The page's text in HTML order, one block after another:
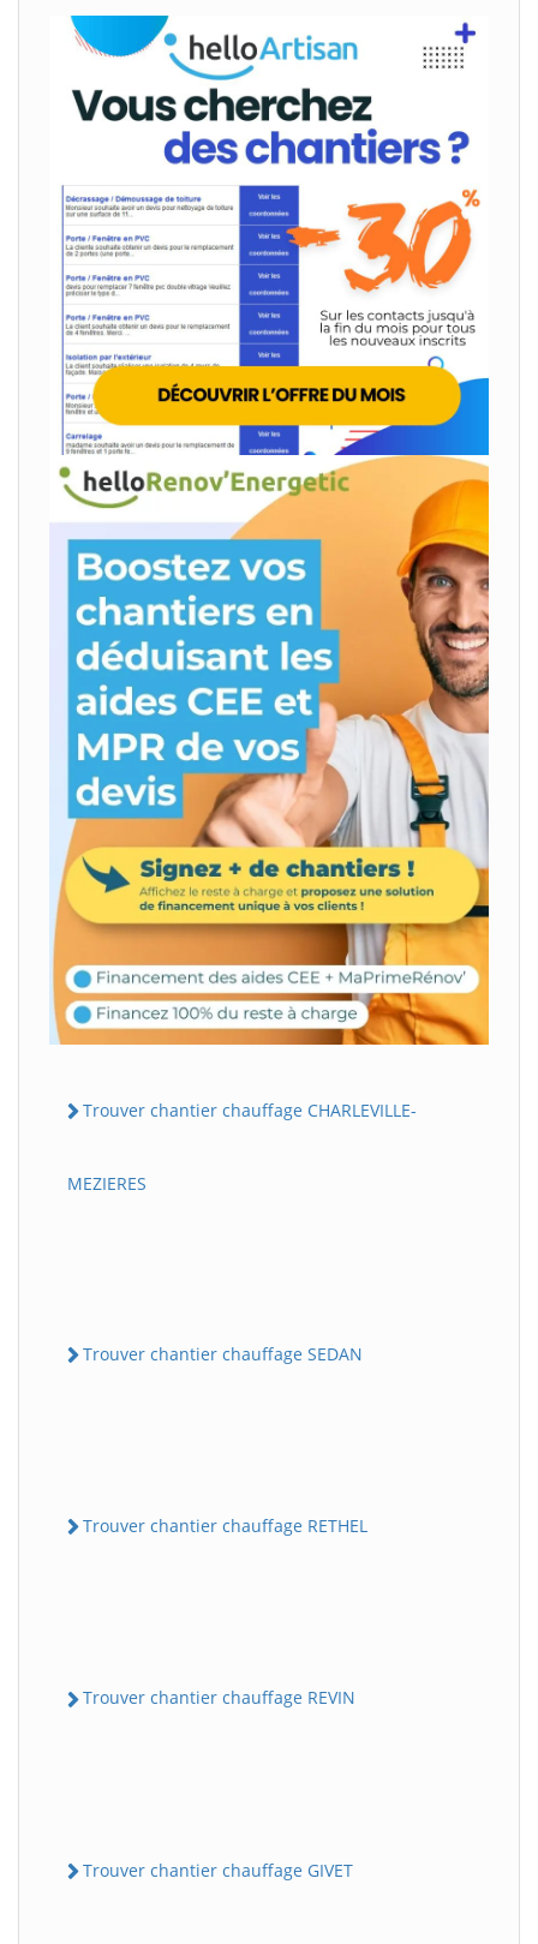
Trouver chantier chauffage CHARLEVILLE-
MEZIERES
Trouver chantier chauffage SEDAN
Trouver chantier chauffage RETHEL
Trouver chantier chauffage REVIN
Trouver chantier chauffage GIVET